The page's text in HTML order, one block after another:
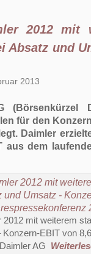
2012 mit
Absatz und
2013
für den
Daimler
aus dem
2012 mit weiterem
Konzern-EBIT von
AG